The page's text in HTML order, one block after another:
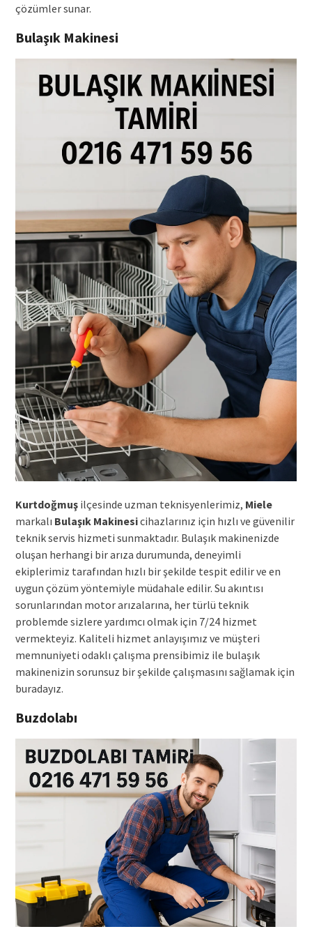
çözümler sunar.
Bulaşık Makinesi
Kurtdoğmuşilçesinde uzman teknisyenlerimiz, Miele
markalı Bulaşık Makinesicihazlarınız için hızlı ve güvenilir
teknik servis hizmeti sunmaktadır. Bulaşık makinenizde
oluşan herhangi bir arıza durumunda, deneyimli
ekiplerimiz tarafından hızlı bir şekilde tespit edilir ve en
uygun çözüm yöntemiyle müdahale edilir. Su akıntısı
sorunlarından motor arızalarına, her türlü teknik
problemde sizlere yardımcı olmak için 7/24 hizmet
vermekteyiz. Kaliteli hizmet anlayışımız ve müşteri
memnuniyeti odaklı çalışma prensibimiz ile bulaşık
makinenizin sorunsuz bir şekilde çalışmasını sağlamak için
buradayız.
Buzdolabı